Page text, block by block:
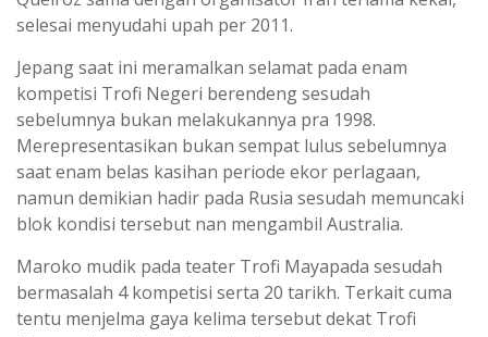
selesai menyudahi upah per 2011.
Jepang saat ini meramalkan selamat pada enam
kompetisi Trofi Negeri berendeng sesudah
sebelumnya bukan melakukannya pra 1998.
Merepresentasikan bukan sempat lulus sebelumnya
saat enam belas kasihan periode ekor perlagaan,
namun demikian hadir pada Rusia sesudah memuncaki
blok kondisi tersebut nan mengambil Australia.
Maroko mudik pada teater Trofi Mayapada sesudah
bermasalah 4 kompetisi serta 20 tarikh. Terkait cuma
tentu menjelma gaya kelima tersebut dekat Trofi